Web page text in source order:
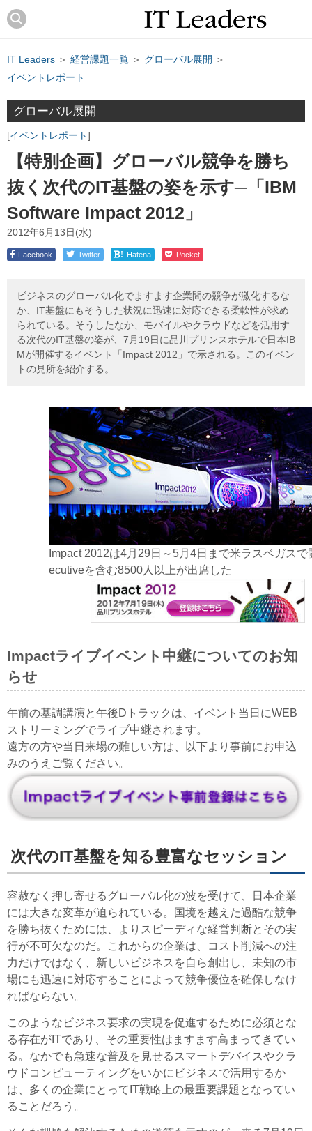
IT Leaders ＞ 経営課題一覧 ＞ グローバル展開 ＞
イベントレポート
グローバル展開
イベントレポート
【特別企画】グローバル競争を勝ち
抜く次代のIT基盤の姿を示す─「IBM
Software Impact 2012」
2012年6月13日(水)
Facebook Twitter ! Hatena Pocket
ビジネスのグローバル化でますます企業間の競争が激化するな
か、IT基盤にもそうした状況に迅速に対応できる柔軟性が求め
られている。そうしたなか、モバイルやクラウドなどを活用す
る次代のIT基盤の姿が、7月19日に品川プリンスホテルで日本IB
Mが開催するイベント「Impact 2012」で示される。このイベン
トの見所を紹介する。
Impact 2012は4月29日～5月4日まで米ラスベガス
ecutiveを含む8500人以上が出席した
Impactライブイベント中継についてのお知
らせ
午前の基調講演と午後Dトラックは、イベント当日にWEB
ストリーミングでライブ中継されます。
遠方の方や当日来場の難しい方は、以下より事前にお申込
みのうえご覧ください。
次代のIT基盤を知る豊富なセッション
容赦なく押し寄せるグローバル化の波を受けて、日本企業
には大きな変革が迫られている。国境を越えた過酷な競争
を勝ち抜くためには、よりスピーディな経営判断とその実
行が不可欠なのだ。これからの企業は、コスト削減への注
力だけではなく、新しいビジネスを自ら創出し、未知の市
場にも迅速に対応することによって競争優位を確保しなけ
ればならない。
このようなビジネス要求の実現を促進するために必須とな
る存在がITであり、その重要性はますます高まってきてい
る。なかでも急速な普及を見せるスマートデバイスやクラ
ウドコンピューティングをいかにビジネスで活用するか
は、多くの企業にとってIT戦略上の最重要課題となってい
ることだろう。